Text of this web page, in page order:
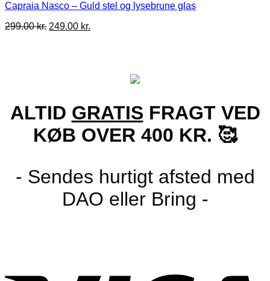
Capraia Nasco – Guld stel og lysebrune glas
299.00kr. Den
249.00 kr.
ALTID GRATIS FRAGT VED
KØB OVER 400 KR. 🥰
- Sendes hurtigt afsted med
DAO eller Bring -